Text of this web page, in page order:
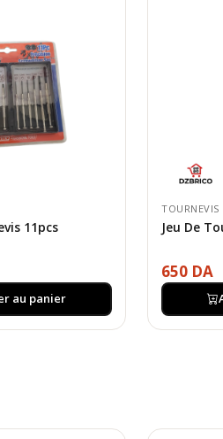
11pcs
au panier
TOURNEVIS
Jeu De
650 DA